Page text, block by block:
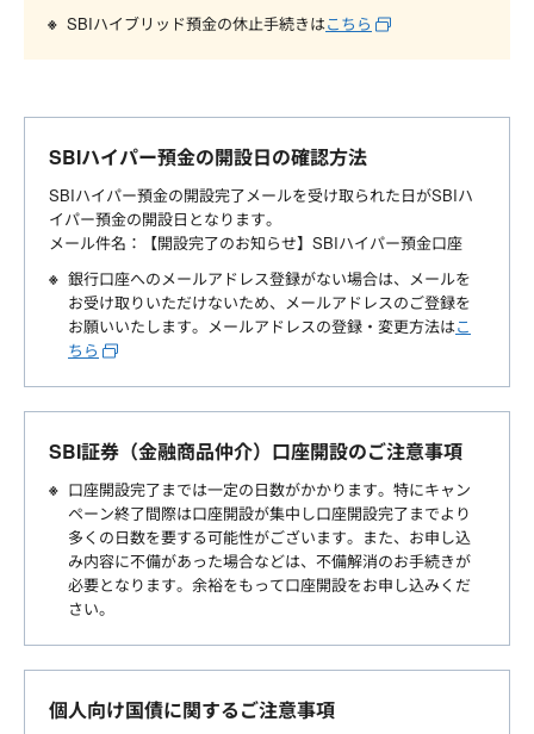
SBIハイブリッド預金の休止手続きはこちら
SBIハイパー預金の開設日の確認方法
SBIハイパー預金の開設完了メールを受け取られた日がSBIハ
イパー預金の開設日となります。
メール件名：【開設完了のお知らせ】SBIハイパー預金口座
銀行口座へのメールアドレス登録がない場合は、メールを
お受け取りいただけないため、メールアドレスのご登録を
お願いいたします。メールアドレスの登録・変更方法はこ
ちら
SBI証券（金融商品仲介）口座開設のご注意事項
口座開設完了までは一定の日数がかかります。特にキャン
ペーン終了間際は口座開設が集中し口座開設完了までより
多くの日数を要する可能性がございます。また、お申し込
み内容に不備があった場合などは、不備解消のお手続きが
必要となります。余裕をもって口座開設をお申し込みくだ
さい。
個人向け国債に関するご注意事項